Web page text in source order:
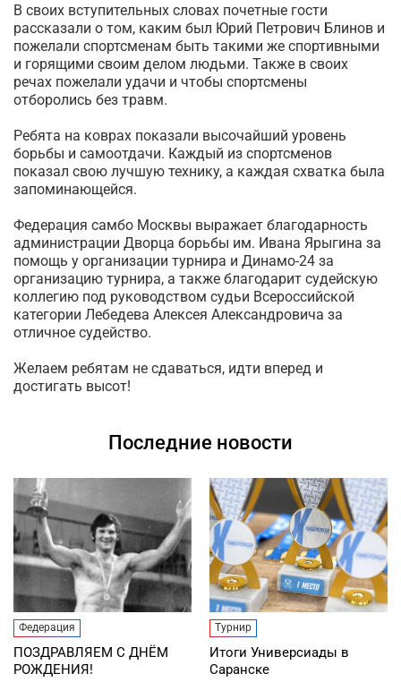
В своих вступительных словах почетные гости
рассказали о том, каким был Юрий Петрович Блинов и
пожелали спортсменам быть такими же спортивными
и горящими своим делом людьми. Также в своих
речах пожелали удачи и чтобы спортсмены
отборолись без травм.
Ребята на коврах показали высочайший уровень
борьбы и самоотдачи. Каждый из спортсменов
показал свою лучшую технику, а каждая схватка была
запоминающейся.
Федерация самбо Москвы выражает благодарность
администрации Дворца борьбы им. Ивана Ярыгина за
помощь у организации турнира и Динамо-24 за
организацию турнира, а также благодарит судейскую
коллегию под руководством судьи Всероссийской
категории Лебедева Алексея Александровича за
отличное судейство.
Желаем ребятам не сдаваться, идти вперед и
достигать высот!
Последние новости
Федерация
ПОЗДРАВЛЯЕМ С ДНЁМ
РОЖДЕНИЯ!
Турнир
Итоги Универсиады в
Саранске